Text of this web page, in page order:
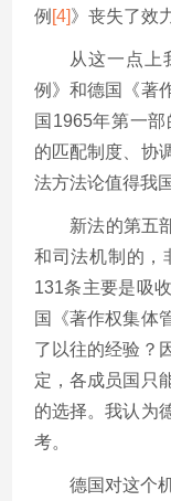
例 [4]》丧失了效
从这一点上
例》和德国《著
国1965年第一
的匹配制度、协
法方法论值得我
新法的第五
和司法机制的，
131条主要是吸
国《著作权集体
了以往的经验？
定，各成员国只
的选择。我认为
考。
德国对这个